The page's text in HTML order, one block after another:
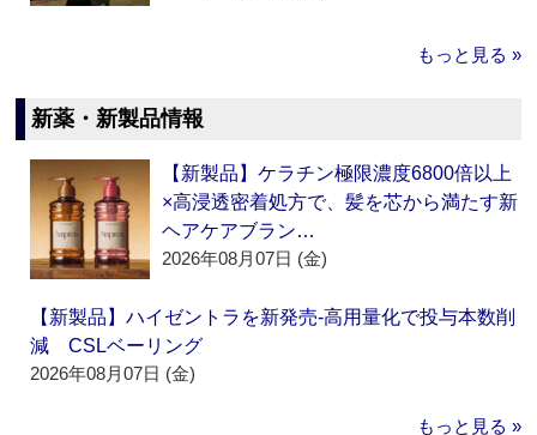
もっと見る »
新薬・新製品情報
【新製品】ケラチン極限濃度6800倍以上
×高浸透密着処方で、髪を芯から満たす新
ヘアケアブラン…
2026年08月07日 (金)
【新製品】ハイゼントラを新発売‐高用量化で投与本数削
減 CSLベーリング
2026年08月07日 (金)
もっと見る »